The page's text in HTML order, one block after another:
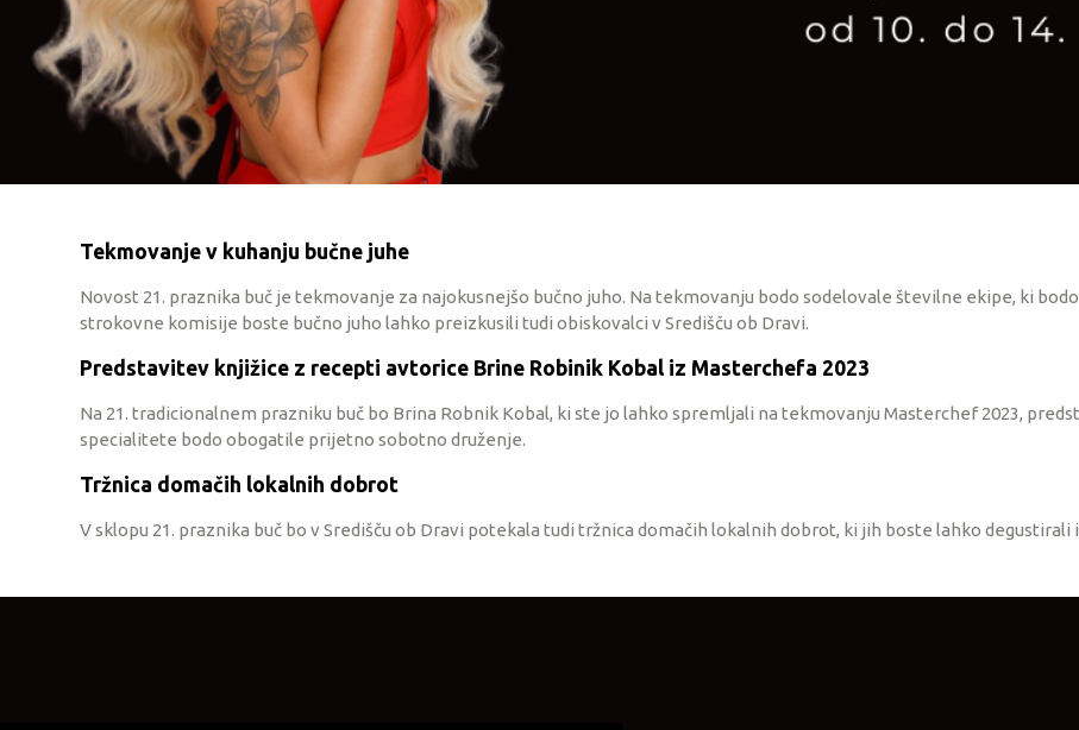
Tekmovanje v kuhanju bučne juhe
Novost 21. praznika buč je tekmovanje za najokusnejšo bučno juho. Na tekmovanju bodo sodelovale številne ekipe, ki
strokovne komisije boste bučno juho lahko preizkusili tudi obiskovalci v Središču ob Dravi.
Predstavitev knjižice z recepti avtorice Brine Robinik Kobal iz Masterchefa 2023
Na 21. tradicionalnem prazniku buč bo Brina Robnik Kobal, ki ste jo lahko spremljali na tekmovanju Masterchef 2023,
specialitete bodo obogatile prijetno sobotno druženje.
Tržnica domačih lokalnih dobrot
V sklopu 21. praznika buč bo v Središču ob Dravi potekala tudi tržnica domačih lokalnih dobrot, ki jih boste lahko degustirali